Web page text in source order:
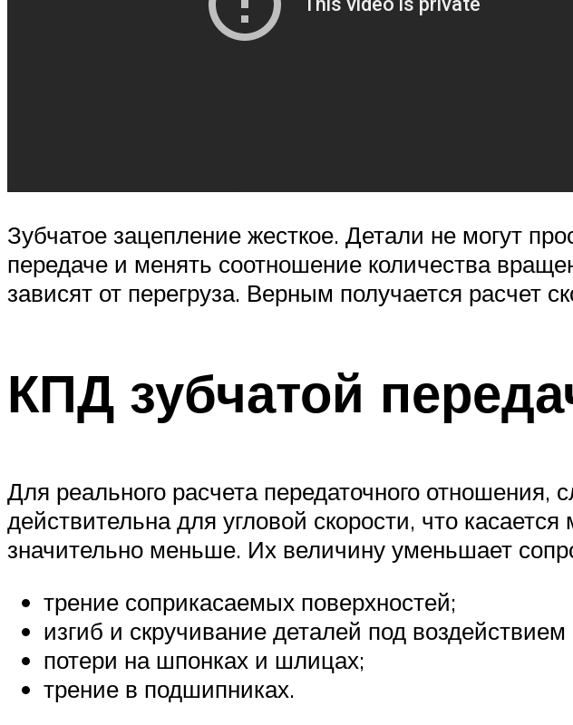
Зубчатое зацепление жесткое. Детали не могут
передаче и менять соотношение количества
зависят от перегруза. Верным получается расчет
КПД зубчатой
Для реального расчета передаточного
действительна для угловой скорости, что
значительно меньше. Их величину уменьшает
трение соприкасаемых поверхностей;
изгиб и скручивание деталей под
потери на шпонках и шлицах;
трение в подшипниках.